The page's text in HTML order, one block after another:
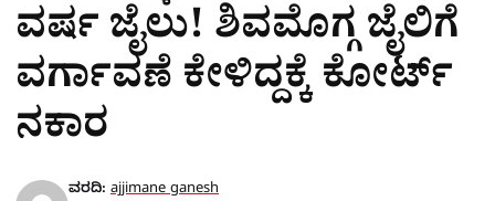
ವರ್ಷ ಜೈಲು! ಶಿವಮೊಗ್ಗ ಜೈಲಿಗೆ
ವರ್ಗಾವಣೆ ಕೇಳಿದ್ದಕ್ಕೆ ಕೋರ್ಟ್
ನಕಾರ
ವರದಿ: ajjimane ganesh